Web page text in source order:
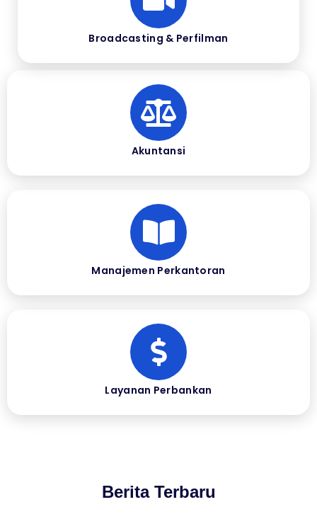
Broadcasting & Perfilman
Akuntansi
Manajemen Perkantoran
Layanan Perbankan
Berita Terbaru